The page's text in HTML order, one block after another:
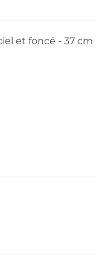
et foncé - 37 cm